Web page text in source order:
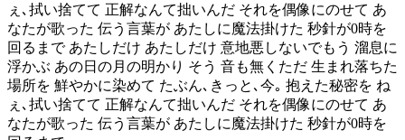
ぇ､拭い捨てて 正解なんて拙いんだ それを偶像にのせて あ
なたが歌った 伝う言葉が あたしに魔法掛けた 秒針が0時を
回るまで あたしだけ あたしだけ 意地悪しないでもう 溜息に
浮かぶ あの日の月の明かり そう 音も無くただ 生まれ落ちた
場所を 鮮やかに染めて たぶん､きっと､今｡ 抱えた秘密を ね
ぇ､拭い捨てて 正解なんて拙いんだ それを偶像にのせて あ
なたが歌った 伝う言葉が あたしに魔法掛けた 秒針が0時を